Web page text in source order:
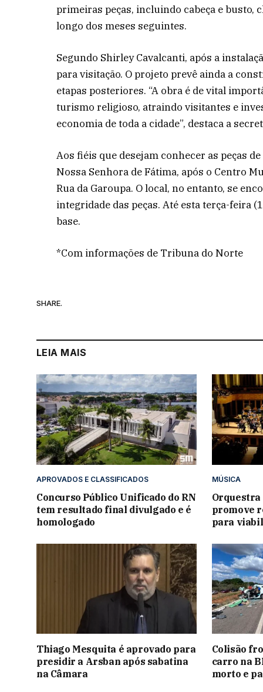
primeiras peças, incluindo cabeça e busto,
longo dos meses seguintes.
Segundo Shirley Cavalcanti, após a
para visitação. O projeto prevê ainda a
etapas posteriores. “A obra é de vital
turismo religioso, atraindo visitantes e
economia de toda a cidade”, destaca a
Aos fiéis que desejam conhecer as peças
Nossa Senhora de Fátima, após o Centro
Rua da Garoupa. O local, no entanto, se
integridade das peças. Até esta terça-feira
base.
*Com informações de Tribuna do Norte
SHARE.
LEIA MAIS
APROVADOS E CLASSIFICADOS
Concurso Público Unificado do RN
tem resultado final divulgado e é
homologado
MÚSICA
Orquestra
promove
para
Thiago Mesquita é aprovado para
presidir a Arsban após sabatina
na Câmara
Colisão
carro na
morto e